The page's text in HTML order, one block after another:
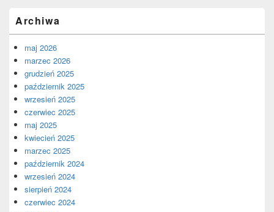
Archiwa
maj 2026
marzec 2026
grudzień 2025
październik 2025
wrzesień 2025
czerwiec 2025
maj 2025
kwiecień 2025
marzec 2025
październik 2024
wrzesień 2024
sierpień 2024
czerwiec 2024